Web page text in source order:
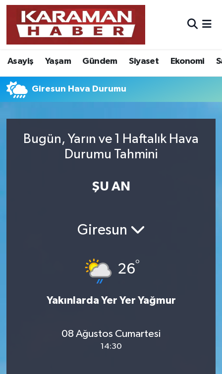
Asayiş Yaşam Gündem Siyaset Ekonomi
Giresun Hava Durumu
Bugün, Yarın ve 1 Haftalık Hava
Durumu Tahmini
ŞU AN
Giresun
26°
Yakınlarda Yer Yer Yağmur
08 Ağustos Cumartesi
14:30
Asayiş
Bilim - Teknoloji
Eğitim
Foto Galeri
Nöbetçi Eczaneler
Hava Durumu
Karaman Namaz Vakitleri
Süper Lig Puan Durumu ve Fikstür
Son Dakika Haberleri